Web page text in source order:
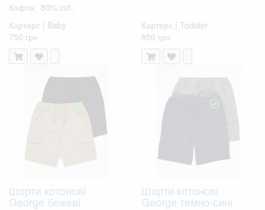
Кофта: 80% cot..
Картерс | Baby
750 грн
Картерс | Toddler
850 грн
Шорти котонові
George бежеві
Шорти котонові
George темно-сині